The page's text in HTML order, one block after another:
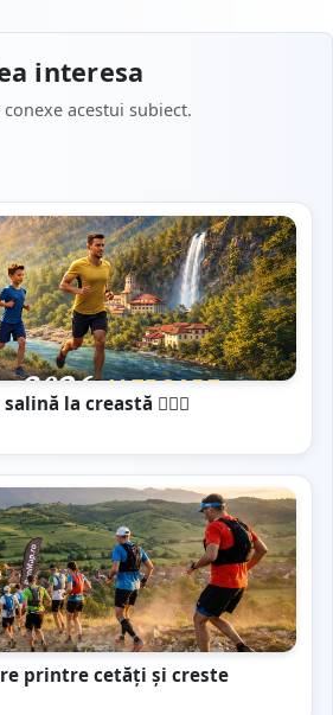
interesa
acestui subiect.
la creastă 🏃‍♂️⛰️
printre cetăți și creste